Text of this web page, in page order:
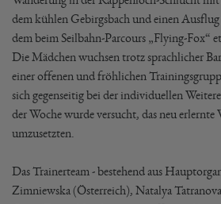
dem kühlen Gebirgsbach und einen
dem beim Seilbahn-Parcours „Flying-Fox“
Die Mädchen wuchsen trotz sprachlicher
einer offenen und fröhlichen
sich gegenseitig bei der individuellen
der Woche wurde versucht, das neu
umzusetzten.
Das Trainerteam - bestehend aus
Zimniewska (Österreich), Natalya